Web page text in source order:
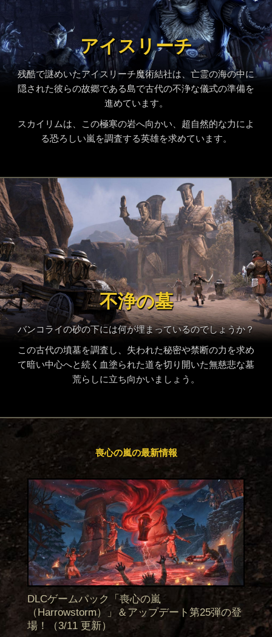
アイスリーチ
残酷で謎めいたアイスリーチ魔術結社は、亡霊の海の中に
隠された彼らの故郷である島で古代の不浄な儀式の準備を
進めています。
スカイリムは、この極寒の岩へ向かい、超自然的な力によ
る恐ろしい嵐を調査する英雄を求めています。
不浄の墓
バンコライの砂の下には何が埋まっているのでしょうか？
この古代の墳墓を調査し、失われた秘密や禁断の力を求め
て暗い中心へと続く血塗られた道を切り開いた無慈悲な墓
荒らしに立ち向かいましょう。
喪心の嵐の最新情報
DLCゲームパック「喪心の嵐
（Harrowstorm）」＆アップデート第25弾の登
場！（3/11 更新）